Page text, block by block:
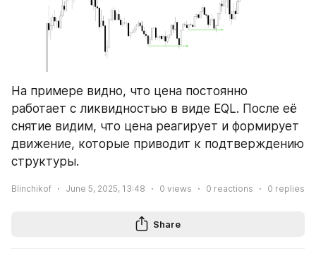
На примере видно, что цена постоянно
работает с ликвидностью в виде EQL. После её
снятие видим, что цена реагирует и формирует
движение, которые приводит к подтверждению
структуры.
Blinchikof June 5, 2025, 13:48 0 views 0 reactions 0 replies
Share